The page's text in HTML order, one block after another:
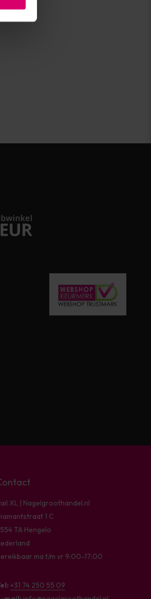
XL | Nagelgroothandel.nl
1 C
TA Hengelo
ma t/m vr 9:00-17:00
+31 74 250 55 09